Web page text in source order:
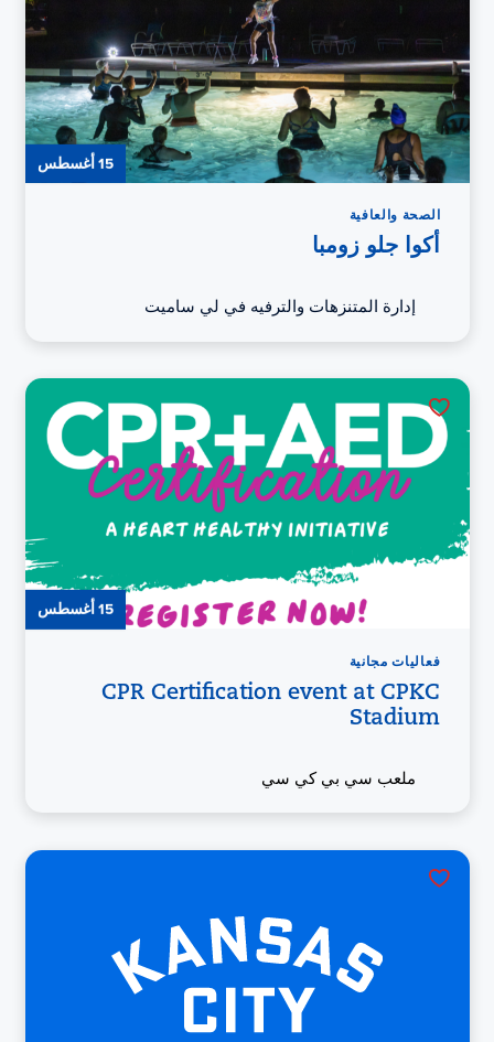
15 أغسطس
الصحة والعافية
أكوا جلو زومبا
إدارة المتنزهات والترفيه في لي ساميت
15 أغسطس
فعاليات مجانية
CPR Certification event at CPKC
Stadium
ملعب سي بي كي سي